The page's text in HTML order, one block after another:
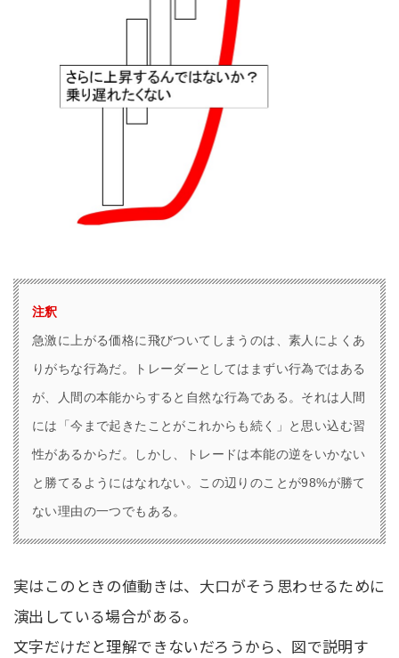
注釈
急激に上がる価格に飛びついてしまうのは、素人によくあ
りがちな行為だ。トレーダーとしてはまずい行為ではある
が、人間の本能からすると自然な行為である。それは人間
には「今まで起きたことがこれからも続く」と思い込む習
性があるからだ。しかし、トレードは本能の逆をいかない
と勝てるようにはなれない。この辺りのことが98%が勝て
ない理由の一つでもある。
実はこのときの値動きは、大口がそう思わせるために
演出している場合がある。
文字だけだと理解できないだろうから、図で説明す